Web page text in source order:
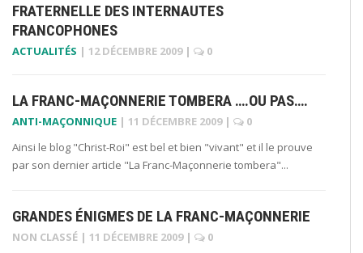
FRATERNELLE DES INTERNAUTES
FRANCOPHONES
ACTUALITÉS | 12 DÉCEMBRE 2009 | 0
LA FRANC-MAÇONNERIE TOMBERA ….OU PAS….
ANTI-MAÇONNIQUE | 11 DÉCEMBRE 2009 |
0
Ainsi le blog "Christ-Roi" est bel et bien "vivant" et il le prouve
par son dernier article "La Franc-Maçonnerie tombera"...
GRANDES ÉNIGMES DE LA FRANC-MAÇONNERIE
NON CLASSÉ | 11 DÉCEMBRE 2009 | 0